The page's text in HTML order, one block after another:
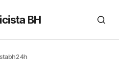
BH